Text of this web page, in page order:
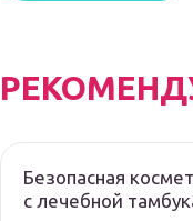
Безопасная
с лечебной